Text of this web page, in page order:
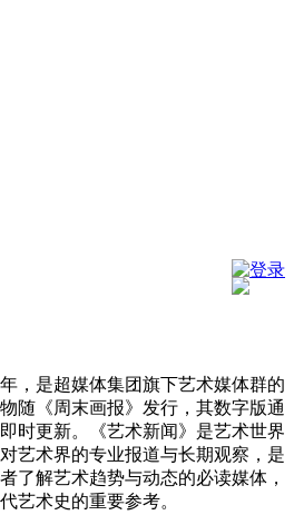
登录
，是超媒体集团旗下艺术媒体群的
随《周末画报》发行，其数字版通
时更新。《艺术新闻》是艺术世界
艺术界的专业报道与长期观察，是
了解艺术趋势与动态的必读媒体，
艺术史的重要参考。